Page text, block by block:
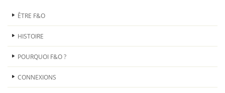
ÊTRE F&O
HISTOIRE
POURQUOI F&O ?
CONNEXIONS